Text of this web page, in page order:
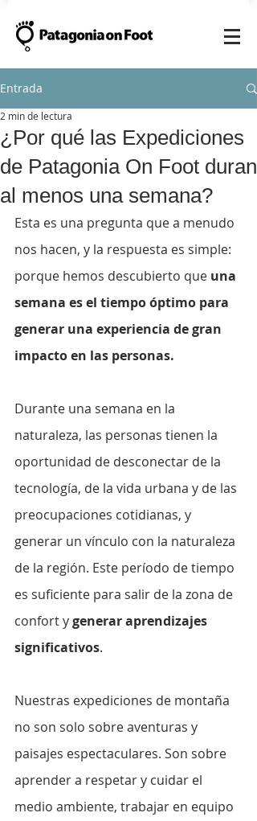
Entrada
¿Por qué las Expediciones
de Patagonia On Foot duran
al menos una semana?
2 min de lectura
Esta es una pregunta que a menudo
nos hacen, y la respuesta es simple:
porque hemos descubierto que una
semana es el tiempo óptimo para
generar una experiencia de gran
impacto en las personas.
Durante una semana en la
naturaleza, las personas tienen la
oportunidad de desconectar de la
tecnología, de la vida urbana y de las
preocupaciones cotidianas, y
generar un vínculo con la naturaleza
de la región. Este período de tiempo
es suficiente para salir de la zona de
confort y generar aprendizajes
significativos.
Nuestras expediciones de montaña
no son solo sobre aventuras y
paisajes espectaculares. Son sobre
aprender a respetar y cuidar el
medio ambiente, trabajar en equipo